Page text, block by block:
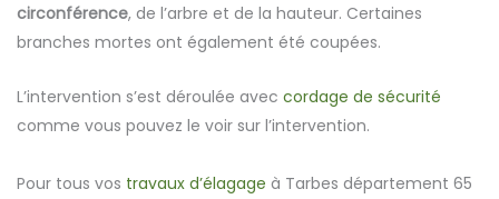
circonférence, de l’arbre et de la hauteur. Certaines
branches mortes ont également été coupées.
L’intervention s’est déroulée avec cordage de sécurité
comme vous pouvez le voir sur l’intervention.
Pour tous vos travaux d’élagage à Tarbes département 65